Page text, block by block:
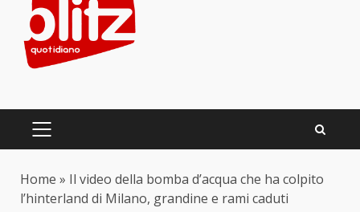
content
PRIMARY
Home » Il video della bomba d’acqua che ha colpito
l’hinterland di Milano, grandine e rami caduti